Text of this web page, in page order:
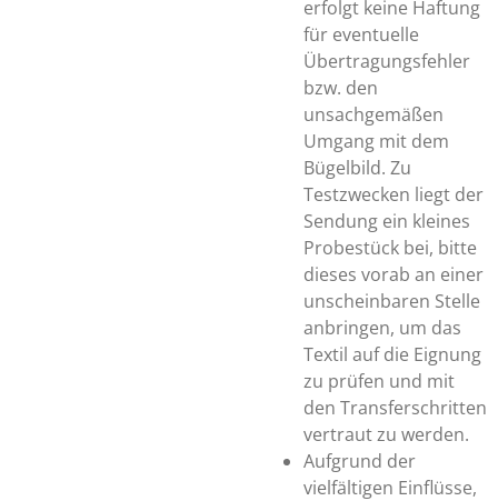
erfolgt keine Haftung
für eventuelle
Übertragungsfehler
bzw. den
unsachgemäßen
Umgang mit dem
Bügelbild. Zu
Testzwecken liegt der
Sendung ein kleines
Probestück bei, bitte
dieses vorab an einer
unscheinbaren Stelle
anbringen, um das
Textil auf die Eignung
zu prüfen und mit
den Transferschritten
vertraut zu werden.
Aufgrund der
vielfältigen Einflüsse,